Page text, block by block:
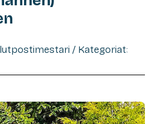
/ Kategoriat: